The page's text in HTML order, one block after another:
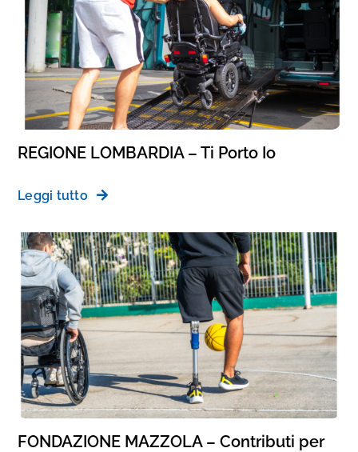
REGIONE LOMBARDIA – Ti Porto Io
Leggi tutto
FONDAZIONE MAZZOLA – Contributi per